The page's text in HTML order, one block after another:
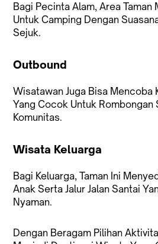
Bagi Pecinta Alam, Area Taman
Untuk Camping Dengan
Sejuk.
Outbound
Wisatawan Juga Bisa Mencoba
Yang Cocok Untuk Rombongan
Komunitas.
Wisata Keluarga
Bagi Keluarga, Taman Ini
Anak Serta Jalur Jalan Santai
Nyaman.
Dengan Beragam Pilihan